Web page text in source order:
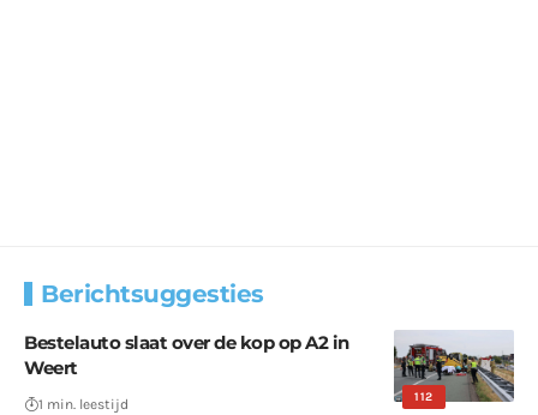
Berichtsuggesties
112
Bestelauto slaat over de kop op A2 in
Weert
1 min. leestijd